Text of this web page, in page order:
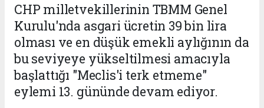
CHP milletvekillerinin TBMM Genel
Kurulu'nda asgari ücretin 39 bin lira
olması ve en düşük emekli aylığının da
bu seviyeye yükseltilmesi amacıyla
başlattığı "Meclis'i terk etmeme"
eylemi 13. gününde devam ediyor.